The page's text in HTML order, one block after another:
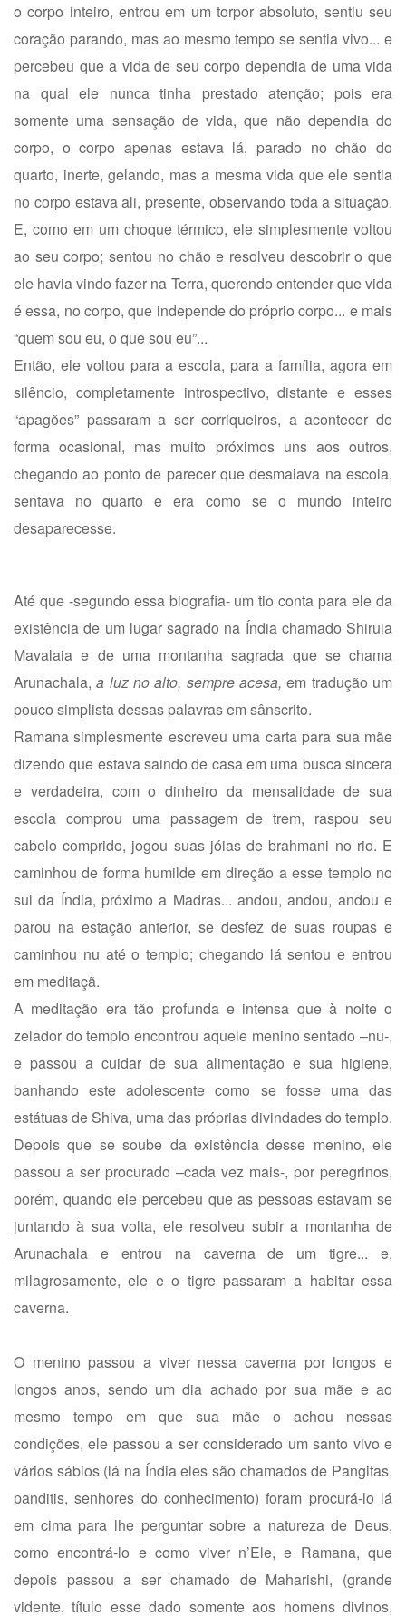
o corpo inteiro, entrou em um torpor absoluto, sentiu seu
coração parando, mas ao mesmo tempo se sentia vivo... e
percebeu que a vida de seu corpo dependia de uma vida
na qual ele nunca tinha prestado atenção; pois era
somente uma sensação de vida, que não dependia do
corpo, o corpo apenas estava lá, parado no chão do
quarto, inerte, gelando, mas a mesma vida que ele sentia
no corpo estava ali, presente, observando toda a situação.
E, como em um choque térmico, ele simplesmente voltou
ao seu corpo; sentou no chão e resolveu descobrir o que
ele havia vindo fazer na Terra, querendo entender que vida
é essa, no corpo, que independe do próprio corpo... e mais
“quem sou eu, o que sou eu”...
Então, ele voltou para a escola, para a família, agora em
silêncio, completamente introspectivo, distante e esses
“apagões” passaram a ser corriqueiros, a acontecer de
forma ocasional, mas muito próximos uns aos outros,
chegando ao ponto de parecer que desmaiava na escola,
sentava no quarto e era como se o mundo inteiro
desaparecesse.
Até que -segundo essa biografia- um tio conta para ele da
existência de um lugar sagrado na Índia chamado Shiruia
Mavalaia e de uma montanha sagrada que se chama
Arunachala,a luz no alto, sempre acesa, em tradução um
pouco simplista dessas palavras em sânscrito.
Ramana simplesmente escreveu uma carta para sua mãe
dizendo que estava saindo de casa em uma busca sincera
e verdadeira, com o dinheiro da mensalidade de sua
escola comprou uma passagem de trem, raspou seu
cabelo comprido, jogou suas jóias de brahmani no rio. E
caminhou de forma humilde em direção a esse templo no
sul da Índia, próximo a Madras... andou, andou, andou e
parou na estação anterior, se desfez de suas roupas e
caminhou nu até o templo; chegando lá sentou e entrou
em meditaçã.
A meditação era tão profunda e intensa que à noite o
zelador do templo encontrou aquele menino sentado –nu-,
e passou a cuidar de sua alimentação e sua higiene,
banhando este adolescente como se fosse uma das
estátuas de Shiva, uma das próprias divindades do templo.
Depois que se soube da existência desse menino, ele
passou a ser procurado –cada vez mais-, por peregrinos,
porém, quando ele percebeu que as pessoas estavam se
juntando à sua volta, ele resolveu subir a montanha de
Arunachala e entrou na caverna de um tigre... e,
milagrosamente, ele e o tigre passaram a habitar essa
caverna.
O menino passou a viver nessa caverna por longos e
longos anos, sendo um dia achado por sua mãe e ao
mesmo tempo em que sua mãe o achou nessas
condições, ele passou a ser considerado um santo vivo e
vários sábios (lá na Índia eles são chamados de Pangitas,
panditis, senhores do conhecimento) foram procurá-lo lá
em cima para lhe perguntar sobre a natureza de Deus,
como encontrá-lo e como viver n’Ele, e Ramana, que
depois passou a ser chamado de Maharishi, (grande
vidente, título esse dado somente aos homens divinos,